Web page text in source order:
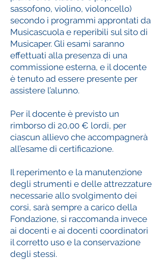
sassofono, violino, violoncello)
secondo i programmi approntati da
Musicascuola e reperibili sul sito di
Musicaper. Gli esami saranno
effettuati alla presenza di una
commissione esterna, e il docente
è tenuto ad essere presente per
assistere l’alunno.
Per il docente è previsto un
rimborso di 20,00 € lordi, per
ciascun allievo che accompagnerà
all’esame di certificazione.
Il reperimento e la manutenzione
degli strumenti e delle attrezzature
necessarie allo svolgimento dei
corsi, sarà sempre a carico della
Fondazione, si raccomanda invece
ai docenti e ai docenti coordinatori
il corretto uso e la conservazione
degli stessi.